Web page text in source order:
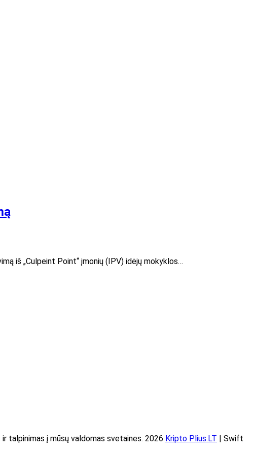
iš „Culpeint Point“ įmonių (IPV) idėjų mokyklos…
talpinimas į mūsų valdomas svetaines. 2026 Kripto Plius.LT | Swift